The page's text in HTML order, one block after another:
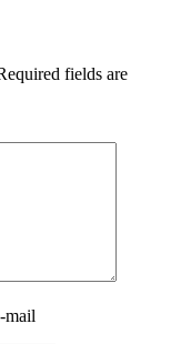
fields are
mail